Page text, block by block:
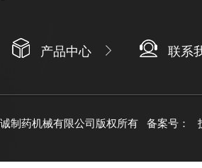
产品中心 联系
制药机械有限公司版权所有 备案号：